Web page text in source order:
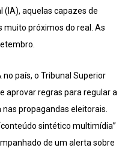
aquelas capazes de
próximos do real. As
no país, o Tribunal Superior
aprovar regras para regular a
propagandas eleitorais.
sintético multimídia”
de um alerta sobre